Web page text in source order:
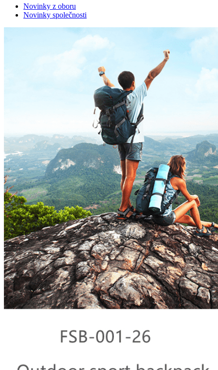
Novinky z oboru
Novinky společnosti